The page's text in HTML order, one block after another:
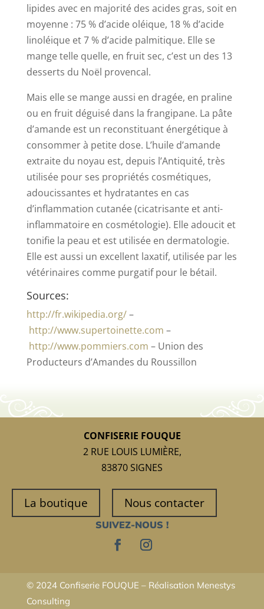
lipides avec en majorité des acides gras, soit en
moyenne : 75 % d’acide oléique, 18 % d’acide
linoléique et 7 % d’acide palmitique. Elle se
mange telle quelle, en fruit sec, c’est un des 13
desserts du Noël provencal.
Mais elle se mange aussi en dragée, en praline
ou en fruit déguisé dans la frangipane. La pâte
d’amande est un reconstituant énergétique à
consommer à petite dose. L’huile d’amande
extraite du noyau est, depuis l’Antiquité, très
utilisée pour ses propriétés cosmétiques,
adoucissantes et hydratantes en cas
d’inflammation cutanée (cicatrisante et anti-
inflammatoire en cosmétologie). Elle adoucit et
tonifie la peau et est utilisée en dermatologie.
Elle est aussi un excellent laxatif, utilisée par les
vétérinaires comme purgatif pour le bétail.
Sources:
http://fr.wikipedia.org/–
http://www.supertoinette.com –
http://www.pommiers.com – Union des
Producteurs d’Amandes du Roussillon
CONFISERIE FOUQUE
2 RUE LOUIS LUMIÈRE,
83870 SIGNES
La boutique Nous contacter
SUIVEZ-NOUS !
© 2024 Confiserie FOUQUE – Réalisation Menestys
Consulting